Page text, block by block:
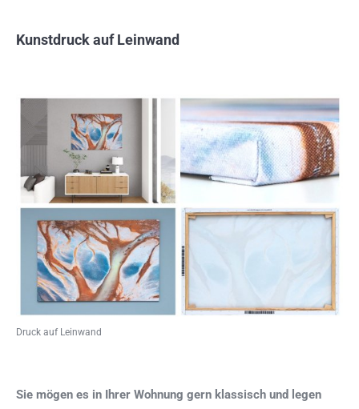
Kunstdruck auf Leinwand
Druck auf Leinwand
Sie mögen es in Ihrer Wohnung gern klassisch und legen